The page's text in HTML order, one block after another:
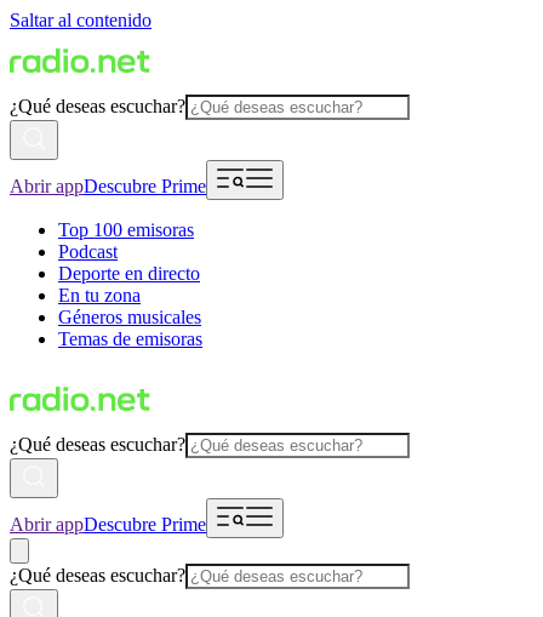
Saltar al contenido
¿Qué deseas escuchar?
Abrir appDescubre Prime
Top 100 emisoras
Podcast
Deporte en directo
En tu zona
Géneros musicales
Temas de emisoras
¿Qué deseas escuchar?
Abrir appDescubre Prime
¿Qué deseas escuchar?